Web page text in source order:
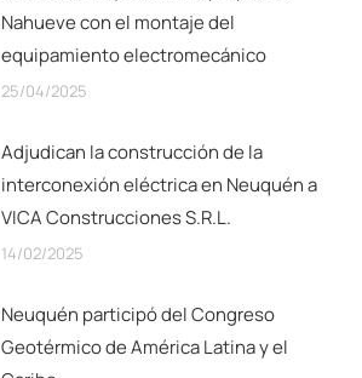
Nahueve con el montaje del
equipamiento electromecánico
25/04/2025
Adjudican la construcción de la
interconexión eléctrica en Neuquén a
VICA Construcciones S.R.L.
14/02/2025
Neuquén participó del Congreso
Geotérmico de América Latina y el